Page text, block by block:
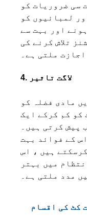
سی ضروریات کو
لمبائیوں کو
اور بہت سے
تلاش کرنے کی
اجازت ملتی ہے۔
4. لاگت تاثیر
مادی فضلہ کو
کو کم کرکے ایک
پیش کرتی ہیں۔
کے فوائد بہت
ہیں ، اس
میں بہتر
مدد ملتی ہے۔
کٹ کی اقسام